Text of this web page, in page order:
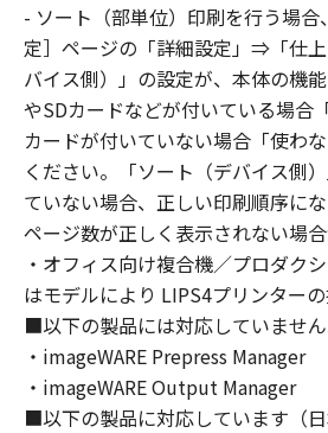
はできません。
(2) お客様は、「本ソフトウェ
は一部を修正、改変、逆コン
ブル、その他リバースエンジ
ことはできません。また第三
為をさせてはなりません。
３．著作権表示
お客様は、「本ソフトウェア
ノンまたはキヤノンのライセン
示を変更し、除去しもしくは
せん。
４．所有権
「本ソフトウェア」に係る権原
は、その内容によりキヤノンま
ライセンサーに帰属します。
- ソート（部単位）印刷を行う場
定］ページの「詳細設定」⇒「仕
バイス側）」の設定が、本体の機
やSDカードなどが付いている場合
カードが付いていない場合「使わ
ください。「ソート（デバイス側
ていない場合、正しい印刷順序に
ページ数が正しく表示されない場合
・オフィス向け複合機／プロダク
はモデルにより LIPS4プリンターの
■以下の製品には対応していません
・imageWARE Prepress Manager
・imageWARE Output Manager
■以下の製品に対応しています（日